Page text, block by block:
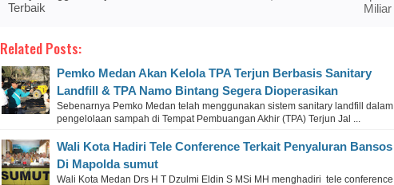
Terbaik
Miliar
Related Posts:
Pemko Medan Akan Kelola TPA Terjun Berbasis Sanitary
Landfill & TPA Namo Bintang Segera Dioperasikan
Sebenarnya Pemko Medan telah menggunakan sistem sanitary landfill dalam
pengelolaan sampah di Tempat Pembuangan Akhir (TPA) Terjun Jal ...
Wali Kota Hadiri Tele Conference Terkait Penyaluran Bansos
Di Mapolda sumut
Wali Kota Medan Drs H T Dzulmi Eldin S MSi MH menghadiri tele conference